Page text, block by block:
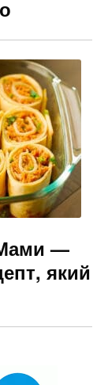
Мами —
який